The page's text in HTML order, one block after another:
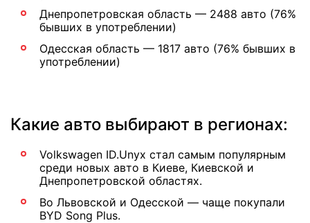
Днепропетровская область — 2488 авто (76%
бывших в употреблении)
Одесская область — 1817 авто (76% бывших в
употреблении)
Какие авто выбирают в регионах:
Volkswagen ID.Unyx стал самым популярным
среди новых авто в Киеве, Киевской и
Днепропетровской областях.
Во Львовской и Одесской — чаще покупали
BYD Song Plus.